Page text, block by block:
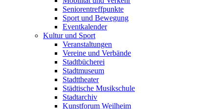
Seniorentreffpunkte
Sport und Bewegung
Eventkalender
Kultur und Sport
Veranstaltungen
Vereine und Verbände
Stadtbücherei
Stadtmuseum
Stadttheater
Städtische Musikschule
Stadtarchiv
Kunstforum Weilheim